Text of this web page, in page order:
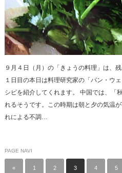
９月４日（月）の「きょうの料理」は、
１日目の本日は料理研究家の「パン・ウ
シピを紹介してくれます。 中国では、「
れるそうです。この時期は朝と夕の気温
れによる不調…
PAGE NAVI
« 1 2 3 4 5